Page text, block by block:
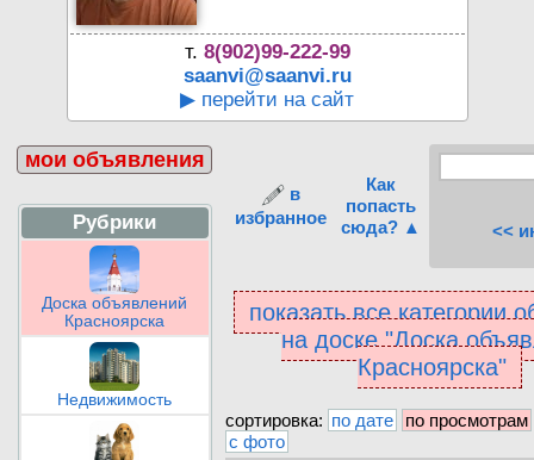
т. 8(902)99-222-99
saanvi@saanvi.ru
▶ перейти на сайт
мои объявления
Рубрики
Доска объявлений
Красноярска
Недвижимость
в
избранное
Как
попасть
сюда? ▲
<<
показать все категории
на доске "Доска
Красноярска"
сортировка: по дате
по просмотрам
с фото